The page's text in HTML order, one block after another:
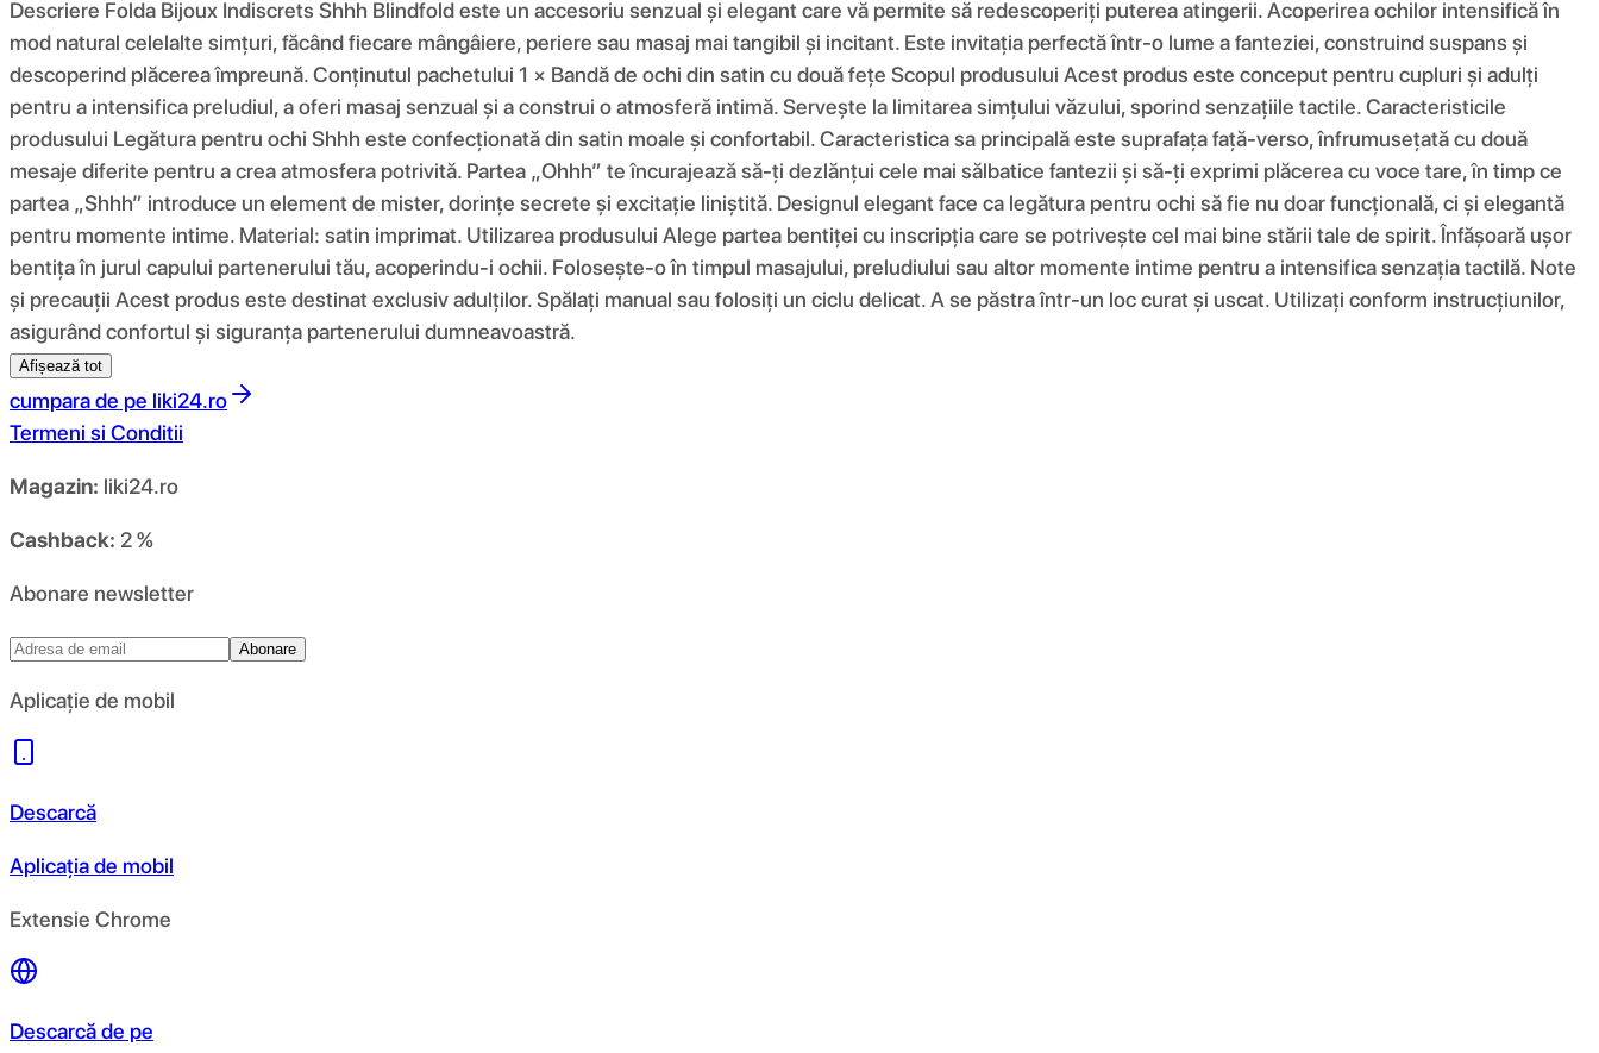
Descriere Folda Bijoux Indiscrets Shhh Blindfold este un accesoriu senzual și elegant care vă permite să redescoperiți puterea atingerii. Acoperirea ochilor intensifică în
mod natural celelalte simțuri, făcând fiecare mângâiere, periere sau masaj mai tangibil și incitant. Este invitația perfectă într-o lume a fanteziei, construind suspans și
descoperind plăcerea împreună. Conținutul pachetului 1 × Bandă de ochi din satin cu două fețe Scopul produsului Acest produs este conceput pentru cupluri și adulți
pentru a intensifica preludiul, a oferi masaj senzual și a construi o atmosferă intimă. Servește la limitarea simțului văzului, sporind senzațiile tactile. Caracteristicile
produsului Legătura pentru ochi Shhh este confecționată din satin moale și confortabil. Caracteristica sa principală este suprafața față-verso, înfrumusețată cu două
mesaje diferite pentru a crea atmosfera potrivită. Partea „Ohhh” te încurajează să-ți dezlănțui cele mai sălbatice fantezii și să-ți exprimi plăcerea cu voce tare, în timp ce
partea „Shhh” introduce un element de mister, dorințe secrete și excitație liniștită. Designul elegant face ca legătura pentru ochi să fie nu doar funcțională, ci și elegantă
pentru momente intime. Material: satin imprimat. Utilizarea produsului Alege partea bentiței cu inscripția care se potrivește cel mai bine stării tale de spirit. Înfășoară ușor
bentița în jurul capului partenerului tău, acoperindu-i ochii. Folosește-o în timpul masajului, preludiului sau altor momente intime pentru a intensifica senzația tactilă. Note
și precauții Acest produs este destinat exclusiv adulților. Spălați manual sau folosiți un ciclu delicat. A se păstra într-un loc curat și uscat. Utilizați conform instrucțiunilor,
asigurând confortul și siguranța partenerului dumneavoastră.
Afișează tot
cumpara de pe liki24.ro
Termeni si Conditii
Magazin: liki24.ro
Cashback: 2 %
Abonare newsletter
Abonare
Aplicație de mobil
Descarcă
Aplicația de mobil
Extensie Chrome
Descarcă de pe